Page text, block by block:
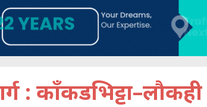
: काँकडभिट्टा–लौकही